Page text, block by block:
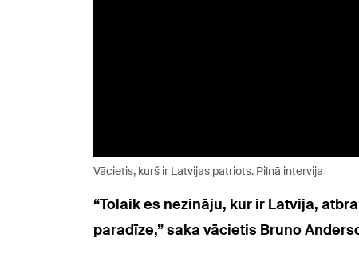
Vācietis, kurš ir Latvijas patriots. Pilnā intervija
“Tolaik es nezināju, kur ir Latvija,
paradīze,” saka vācietis Bruno